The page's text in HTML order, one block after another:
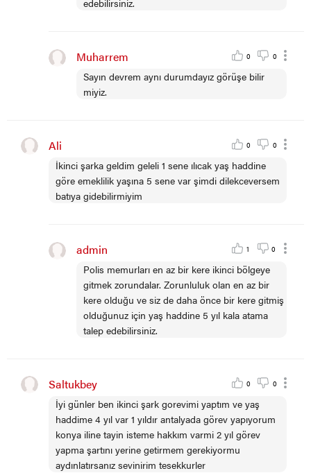
edebilirsiniz.
Muharrem 0 0
Sayın devrem aynı durumdayız görüşe bilir
miyiz.
Ali 0 0
İkinci şarka geldim geleli 1 sene ılıcak yaş haddine
göre emeklilik yaşına 5 sene var şimdi dilekceversem
batıya gidebilirmiyim
admin 1 0
Polis memurları en az bir kere ikinci bölgeye
gitmek zorundalar. Zorunluluk olan en az bir
kere olduğu ve siz de daha önce bir kere gitmiş
olduğunuz için yaş haddine 5 yıl kala atama
talep edebilirsiniz.
Saltukbey 0 0
İyi günler ben ikinci şark gorevimi yaptım ve yaş
haddime 4 yıl var 1 yıldır antalyada görev yapıyorum
konya iline tayin isteme hakkım varmi 2 yıl görev
yapma şartını yerine getirmem gerekiyormu
aydınlatırsanız sevinirim tesekkurler